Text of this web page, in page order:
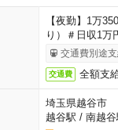
【夜勤】1万
り）＃日収1万
交通費別途支
交通費 全額支
埼玉県越谷市
越谷駅 / 南越谷